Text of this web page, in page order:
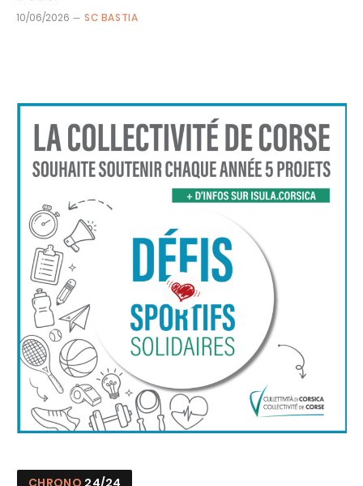
10/06/2026 SC BASTIA
CHRONO 24/24